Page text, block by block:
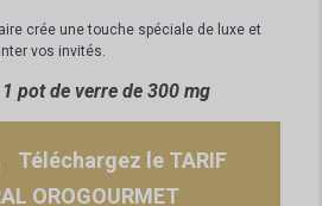
crée une touche spéciale de luxe et
vos invités.
pot de verre de 300 mg
Téléchargez le TARIF
OROGOURMET